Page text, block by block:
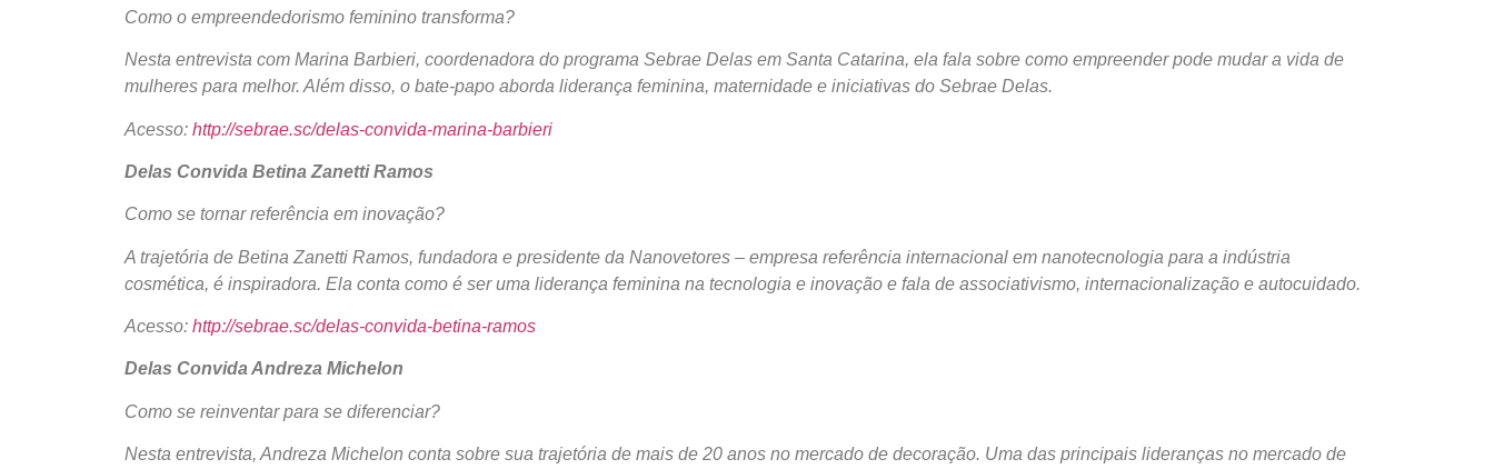
Como o empreendedorismo feminino transforma?
Nesta entrevista com Marina Barbieri, coordenadora do programa Sebrae Delas em Santa Catarina, ela fala sobre como empreender pode mudar a vida de
mulheres para melhor. Além disso, o bate-papo aborda liderança feminina, maternidade e iniciativas do Sebrae Delas.
Acesso: http://sebrae.sc/delas-convida-marina-barbieri
Delas Convida Betina Zanetti Ramos
Como se tornar referência em inovação?
A trajetória de Betina Zanetti Ramos, fundadora e presidente da Nanovetores – empresa referência internacional em nanotecnologia para a indústria
cosmética, é inspiradora. Ela conta como é ser uma liderança feminina na tecnologia e inovação e fala de associativismo, internacionalização e autocuidado.
Acesso: http://sebrae.sc/delas-convida-betina-ramos
Delas Convida Andreza Michelon
Como se reinventar para se diferenciar?
Nesta entrevista, Andreza Michelon conta sobre sua trajetória de mais de 20 anos no mercado de decoração. Uma das principais lideranças no mercado de